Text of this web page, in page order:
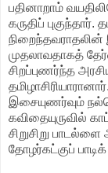
பதினாறாம்
கருதிப் புகுந்தார்.
முதலாவதாகத்
சிறப்புணர்ந்த
தமிழாசிரியாரானார்.
இசையுணர்வும்
கவிதையுருவில்
சிறுசிறு
தோழர்கட்குப் பாடிக்